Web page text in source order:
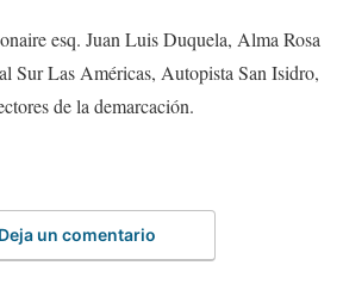
esq. Juan Luis Duquela, Alma Rosa
Sur Las Américas, Autopista San Isidro,
de la demarcación.
Deja un comentario